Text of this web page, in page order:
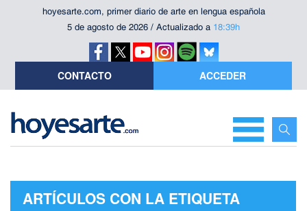
hoyesarte.com, primer diario de arte en lengua española
5 de agosto de 2026 / Actualizado a 18:39h
CONTACTO ACCEDER
ARTÍCULOS CON LA ETIQUETA